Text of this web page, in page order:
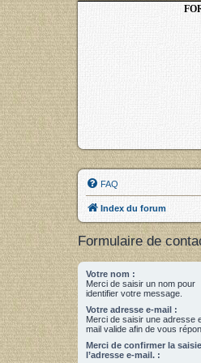
FAQ
Index du forum
Formulaire de
Votre nom :
Merci de saisir un nom pour
identifier votre message.
Votre adresse e-mail :
Merci de saisir une adresse
mail valide afin de vous
Merci de confirmer la
l’adresse e-mail. :